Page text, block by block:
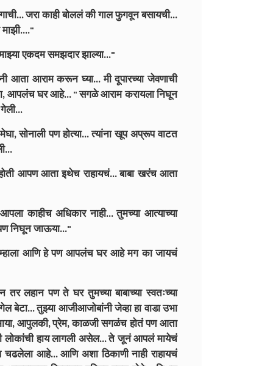
जरा काही बोललं की गाल फुगवून बसायची...
एकदम समझदार झाल्या..."
आराम करून घ्या... मी दूपारच्या जेवणाची
आपलंच घर आहे... " सगळे आराम करायला निघून
सोनाली पण होत्या... त्यांना खूप अप्रूप वाटत
आपण आता इथेच राहायचं... बाबा खरंच आता
काहीच अधिकार नाही... तुमच्या आत्याच्या
निघून जाऊया..."
आणि हे पण आपलंच घर आहे मग का जायचं
लहान पण ते घर तुमच्या बाबाच्या स्वतःच्या
बेटा... तुझ्या आजीआजोबांनी जेव्हा हा वाडा उभा
माया, आपुलकी, प्रेम, काळजी सगळंच होतं पण आता
लोकांची हाय लागली असेल... ते जूनं आपलं मायेचं
चढलेला आहे... आणि अशा ठिकाणी नाही राहायचं